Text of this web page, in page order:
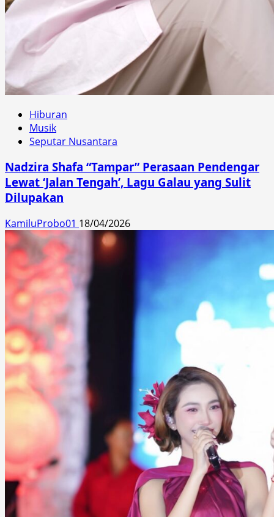
Hiburan
Musik
Seputar Nusantara
Nadzira Shafa “Tampar” Perasaan Pendengar
Lewat ‘Jalan Tengah’, Lagu Galau yang Sulit
Dilupakan
KamiluProbo01 18/04/2026